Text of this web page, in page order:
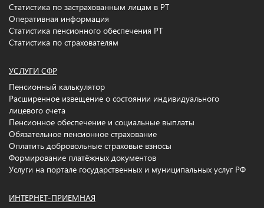
Статистика по застрахованным лицам в РТ
Оперативная информация
Статистика пенсионного обеспечения РТ
Статистика по страхователям
УСЛУГИ СФР
Пенсионный калькулятор
Расширенное извещение о состоянии индивидуального
лицевого счета
Пенсионное обеспечение и социальные выплаты
Обязательное пенсионное страхование
Оплатить добровольные страховые взносы
Формирование платёжных документов
Услуги на портале государственных и муниципальных услуг РФ
ИНТЕРНЕТ-ПРИЕМНАЯ